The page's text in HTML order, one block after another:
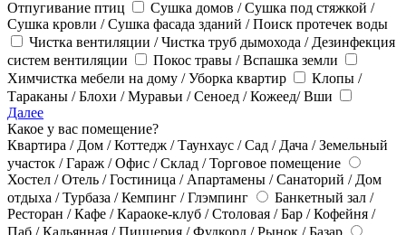
Отпугивание птиц
Сушка домов / Сушка под стяжкой /
Сушка кровли / Сушка фасада зданий / Поиск протечек воды
Чистка вентиляции / Чистка труб дымохода / Дезинфекция
систем вентиляции
Покос травы / Вспашка земли
Химчистка мебели на дому / Уборка квартир
Клопы /
Тараканы / Блохи / Муравьи / Сеноед / Кожеед/ Вши
Далее
Какое у вас помещение?
Квартира / Дом / Коттедж / Таунхаус / Сад / Дача / Земельный
участок / Гараж / Офис / Склад / Торговое помещение
Хостел / Отель / Гостиница / Апартамены / Санаторий / Дом
отдыха / Турбаза / Кемпинг / Глэмпинг
Банкетный зал /
Ресторан / Кафе / Караоке-клуб / Столовая / Бар / Кофейня /
Паб / Кальянная / Пиццерия / Фудкорд / Рынок / Базар